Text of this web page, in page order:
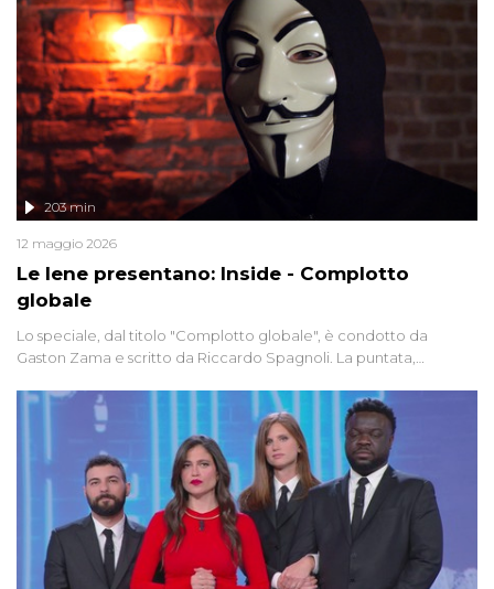
Le Iene presentano: Inside - Complotto
globale
203 min
12 maggio 2026
Lo speciale, dal titolo "Complotto globale", è condotto da
Gaston Zama e scritto da Riccardo Spagnoli. La puntata,
racconta l'universo delle narrazioni alternative, dei sospetti
globali e del complottismo che negli ultimi anni hanno invaso
social network, talk show, piazze digitali e immaginario collettivo.